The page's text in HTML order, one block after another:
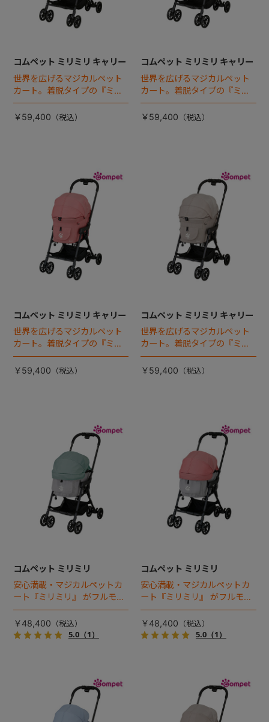
コムペット ミリミリ キャリー
世界を広げるマジカルペット
カート。着脱タイプの『ミリ
ミリEG』 がフルモデルチェン
ジ 。新機能「マジカルフォー
￥59,400
コムペット ミリミリ キャリー
世界を広げるマジカルペット
カート。着脱タイプの『ミリ
ミリEG』 がフルモデルチェン
ジ 。新機能「マジカルフォー
￥59,400
コムペット ミリミリ キャリー
世界を広げるマジカルペット
カート。着脱タイプの『ミリ
ミリEG』 がフルモデルチェン
ジ 。新機能「マジカルフォー
￥59,400
コムペット ミリミリ キャリー
世界を広げるマジカルペット
カート。着脱タイプの『ミリ
ミリEG』 がフルモデルチェン
ジ 。新機能「マジカルフォー
￥59,400
コムペット ミリミリ
安心満載・マジカルペットカ
ート『ミリミリ』 がフルモデ
ルチェンジ。 新機能「マジカ
ルフォールディング」搭載
￥48,400
5.0（1）
コムペット ミリミリ
安心満載・マジカルペットカ
ート『ミリミリ』 がフルモデ
ルチェンジ。 新機能「マジカ
ルフォールディング」搭載
￥48,400
5.0（1）